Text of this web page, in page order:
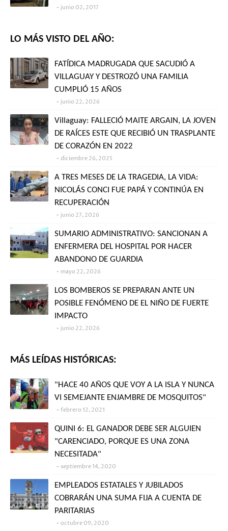
junio 02, 2017
LO MÁS VISTO DEL AÑO:
FATÍDICA MADRUGADA QUE SACUDIÓ A
VILLAGUAY Y DESTROZÓ UNA FAMILIA
CUMPLIÓ 15 AÑOS
junio 22, 2026
Villaguay: FALLECIÓ MAITE ARGAIN, LA JOVEN
DE RAÍCES ESTE QUE RECIBIÓ UN TRASPLANTE
DE CORAZÓN EN 2022
diciembre 26, 2025
A TRES MESES DE LA TRAGEDIA, LA VIDA:
NICOLÁS CONCI FUE PAPÁ Y CONTINÚA EN
RECUPERACIÓN
junio 27, 2026
SUMARIO ADMINISTRATIVO: SANCIONAN A
ENFERMERA DEL HOSPITAL POR HACER
ABANDONO DE GUARDIA
mayo 22, 2026
LOS BOMBEROS SE PREPARAN ANTE UN
POSIBLE FENÓMENO DE EL NIÑO DE FUERTE
IMPACTO
junio 22, 2026
MÁS LEÍDAS HISTÓRICAS:
"HACE 40 AÑOS QUE VOY A LA ISLA Y NUNCA
VI SEMEJANTE ENJAMBRE DE MOSQUITOS"
febrero 12, 2021
QUINI 6: EL GANADOR DEBE SER ALGUIEN
"CARENCIADO, PORQUE ES UNA ZONA
NECESITADA"
septiembre 14, 2020
EMPLEADOS ESTATALES Y JUBILADOS
COBRARÁN UNA SUMA FIJA A CUENTA DE
PARITARIAS
octubre 09, 2020